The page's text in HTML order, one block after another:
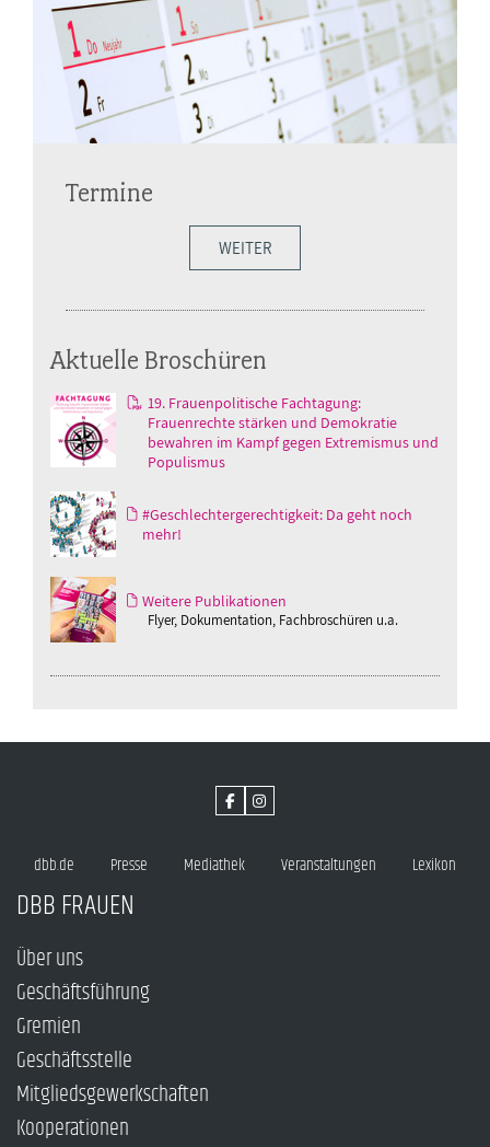
Termine
WEITER
Aktuelle Broschüren
19. Frauenpolitische Fachtagung:
Frauenrechte stärken und Demokratie
bewahren im Kampf gegen Extremismus und
Populismus
#Geschlechtergerechtigkeit: Da geht noch
mehr!
Weitere Publikationen
Flyer, Dokumentation, Fachbroschüren u.a.
dbb.de Presse Mediathek Veranstaltungen Lexikon
DBB FRAUEN
Über uns
Geschäftsführung
Gremien
Geschäftsstelle
Mitgliedsgewerkschaften
Kooperationen